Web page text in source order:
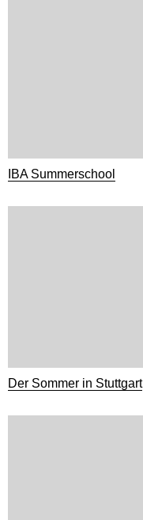
IBA Summerschool
Der Sommer in Stuttgart